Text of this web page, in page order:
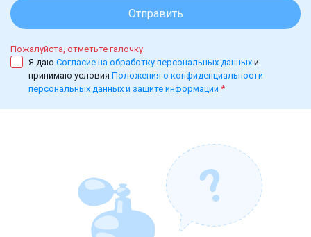
Отправить
Пожалуйста, отметьте галочку
Я даю Согласие на обработку персональных данных и
принимаю условия Положения о конфиденциальности
персональных данных и защите информации *